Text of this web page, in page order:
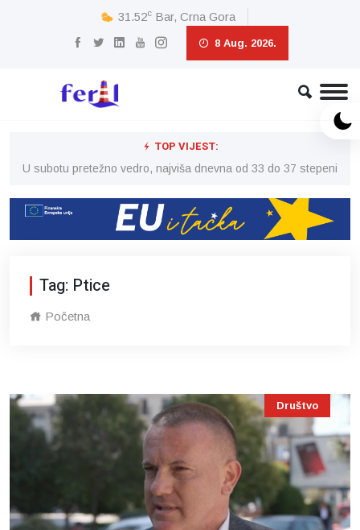
31.52c Bar, Crna Gora
8 Aug. 2026.
TOP VIJEST:
U subotu pretežno vedro, najviša dnevna od 33 do 37 stepeni
Tag: Ptice
Početna
Društvo